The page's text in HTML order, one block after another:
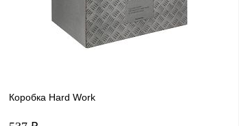
Коробка Hard Work